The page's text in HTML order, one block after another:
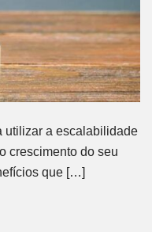
utilizar a escalabilidade
crescimento do seu
que […]